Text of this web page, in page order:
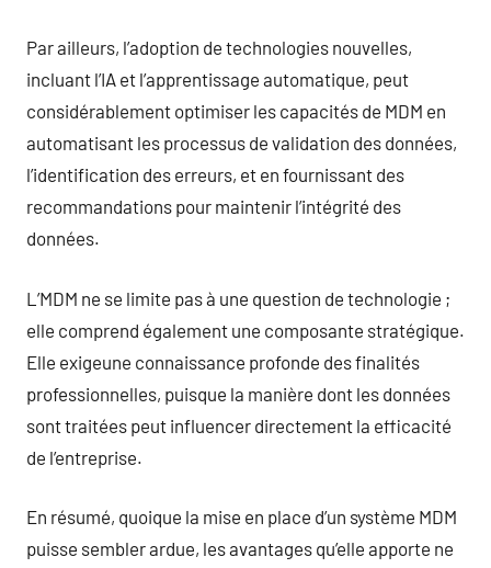
Par ailleurs, l’adoption de technologies nouvelles,
incluant l’IA et l’apprentissage automatique, peut
considérablement optimiser les capacités de MDM en
automatisant les processus de validation des données,
l’identification des erreurs, et en fournissant des
recommandations pour maintenir l’intégrité des
données.
L’MDM ne se limite pas à une question de technologie ;
elle comprend également une composante stratégique.
Elle exigeune connaissance profonde des finalités
professionnelles, puisque la manière dont les données
sont traitées peut influencer directement la efficacité
de l’entreprise.
En résumé, quoique la mise en place d’un système MDM
puisse sembler ardue, les avantages qu’elle apporte ne